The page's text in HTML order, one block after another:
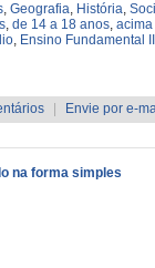
, Geografia, História,
, de 14 a 18 anos,
, Ensino Fundamental II
Envie por e-
na forma simples